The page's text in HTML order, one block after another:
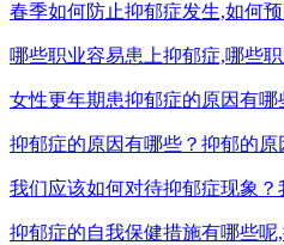
春季如何防止抑郁症发生,如何
哪些职业容易患上抑郁症,哪些
女性更年期患抑郁症的原因有
抑郁症的原因有哪些？抑郁的原
我们应该如何对待抑郁症现象
抑郁症的自我保健措施有哪些